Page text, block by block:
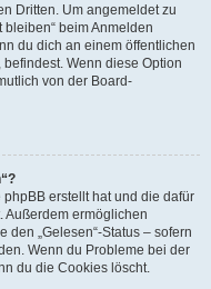
Dritten. Um angemeldet zu
beim Anmelden
du dich an einem öffentlichen
Wenn diese Option
von der Board-
erstellt hat und die dafür
Außerdem ermöglichen
„Gelesen“-Status – sofern
Wenn du Probleme bei der
du die Cookies löscht.